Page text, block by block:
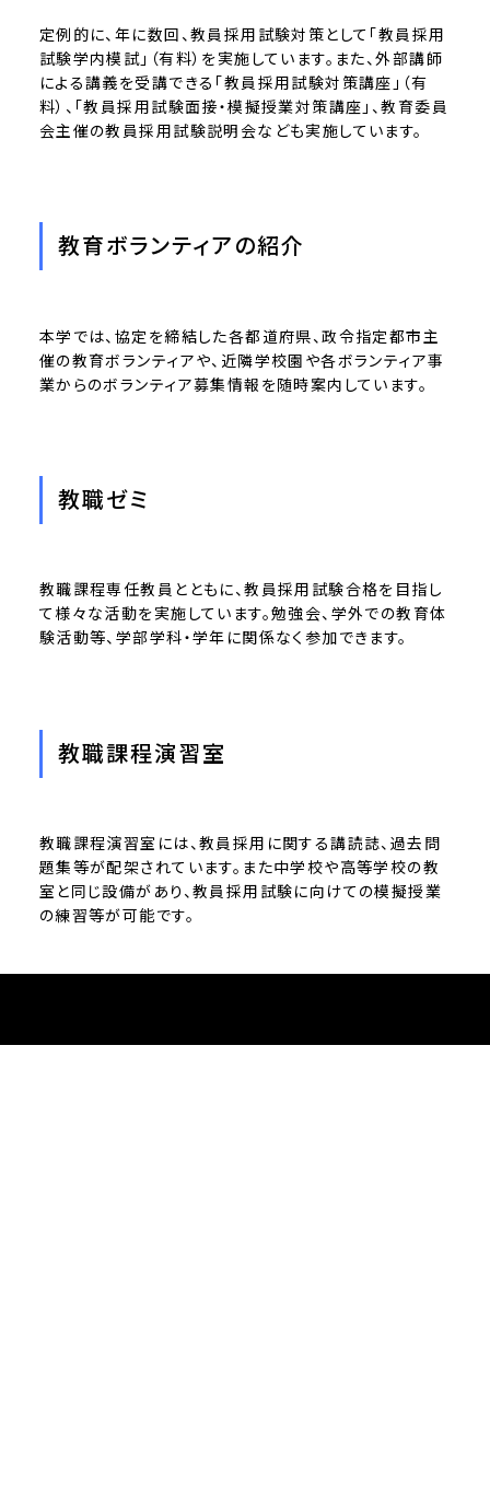
定例的に、年に数回、教員採用試験対策として「教員採用
試験学内模試」（有料）を実施しています。また、外部講師
による講義を受講できる「教員採用試験対策講座」（有
料）、「教員採用試験面接・模擬授業対策講座」、教育委員
会主催の教員採用試験説明会なども実施しています。
教育ボランティアの紹介
本学では、協定を締結した各都道府県、政令指定都市主
催の教育ボランティアや、近隣学校園や各ボランティア事
業からのボランティア募集情報を随時案内しています。
教職ゼミ
教職課程専任教員とともに、教員採用試験合格を目指し
て様々な活動を実施しています。勉強会、学外での教育体
験活動等、学部学科・学年に関係なく参加できます。
教職課程演習室
教職課程演習室には、教員採用に関する講読誌、過去問
題集等が配架されています。また中学校や高等学校の教
室と同じ設備があり、教員採用試験に向けての模擬授業
の練習等が可能です。